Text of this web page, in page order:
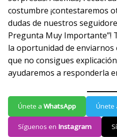
costumbre ¡contestaremos
dudas de nuestros
Pregunta Muy Importante”!
la oportunidad de
que no consigues
ayudaremos a responderla
Únete a WhatsApp Únete
Síguenos en Instagram